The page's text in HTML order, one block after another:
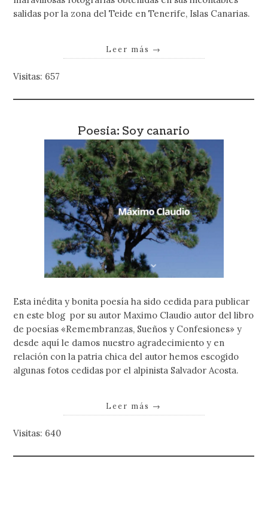
salidas por la zona del Teide en Tenerife, Islas Canarias.
Leer más →
Visitas: 657
Poesia: Soy canario
Esta inédita y bonita poesía ha sido cedida para publicar
en este blog por su autor Maximo Claudio autor del libro
de poesías «Remembranzas, Sueños y Confesiones» y
desde aquí le damos nuestro agradecimiento y en
relación con la patria chica del autor hemos escogido
algunas fotos cedidas por el alpinista Salvador Acosta.
Leer más →
Visitas: 640